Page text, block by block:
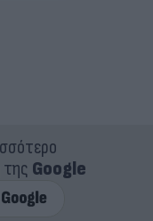
Google